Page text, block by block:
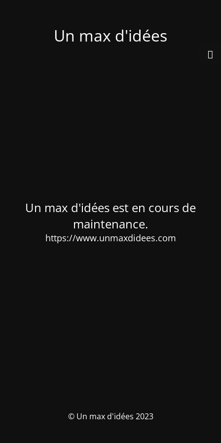
Un max d'idées
Un max d'idées est en cours de
maintenance.
https://www.unmaxdidees.com
© Un max d'idées 2023